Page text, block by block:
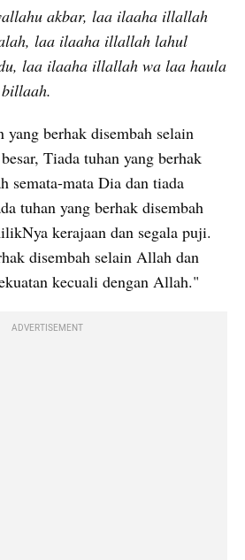
akbar, laa ilaaha illallah
laa ilaaha illallah lahul
laa ilaaha illallah wa laa haula
berhak disembah selain
Tiada tuhan yang berhak
semata-mata Dia dan tiada
tuhan yang berhak disembah
kerajaan dan segala puji.
disembah selain Allah dan
kecuali dengan Allah."
ADVERTISEMENT